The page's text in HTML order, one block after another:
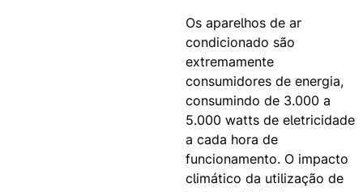
Os aparelhos de ar
condicionado são
extremamente
consumidores de energia,
consumindo de 3.000 a
5.000 watts de eletricidade
a cada hora de
funcionamento. O impacto
climático da utilização de